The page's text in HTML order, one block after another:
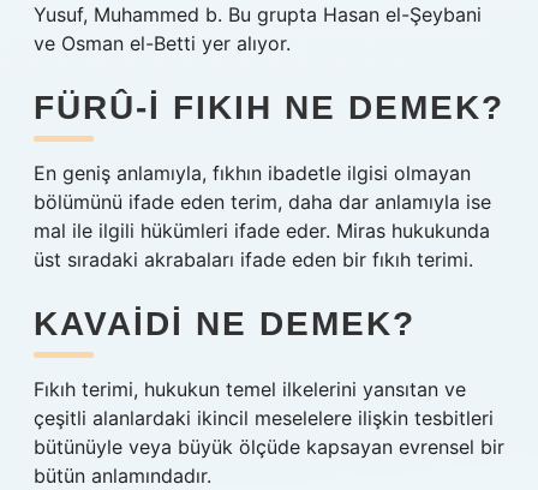
Yusuf, Muhammed b. Bu grupta Hasan el-Şeybani
ve Osman el-Betti yer alıyor.
FÜRÛ-I FIKIH NE DEMEK?
En geniş anlamıyla, fıkhın ibadetle ilgisi olmayan
bölümünü ifade eden terim, daha dar anlamıyla ise
mal ile ilgili hükümleri ifade eder. Miras hukukunda
üst sıradaki akrabaları ifade eden bir fıkıh terimi.
KAVAIDI NE DEMEK?
Fıkıh terimi, hukukun temel ilkelerini yansıtan ve
çeşitli alanlardaki ikincil meselelere ilişkin tesbitleri
bütünüyle veya büyük ölçüde kapsayan evrensel bir
bütün anlamındadır.